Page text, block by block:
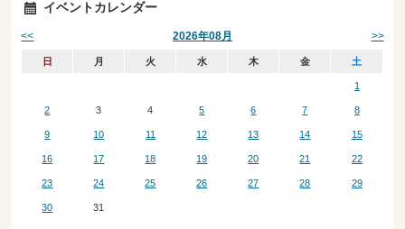
イベントカレンダー
2026年08月
<< >>
日 月 火 水 木 金 土
1
2 3 4 5 6 7 8
9 10 11 12 13 14 15
16 17 18 19 20 21 22
23 24 25 26 27 28 29
30 31